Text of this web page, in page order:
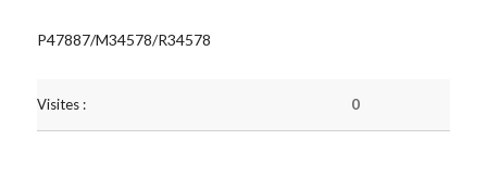
P47887/M34578/R34578
Visites : 0